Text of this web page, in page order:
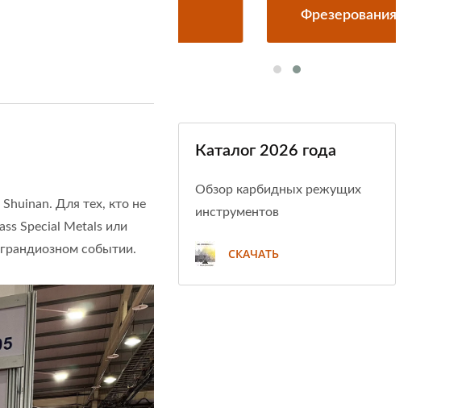
Для тех, кто не
Special Metals или
событии.
Фрезерования Cerazet
Каталог 2026 года
Обзор карбидных режущих
инструментов
СКАЧАТЬ